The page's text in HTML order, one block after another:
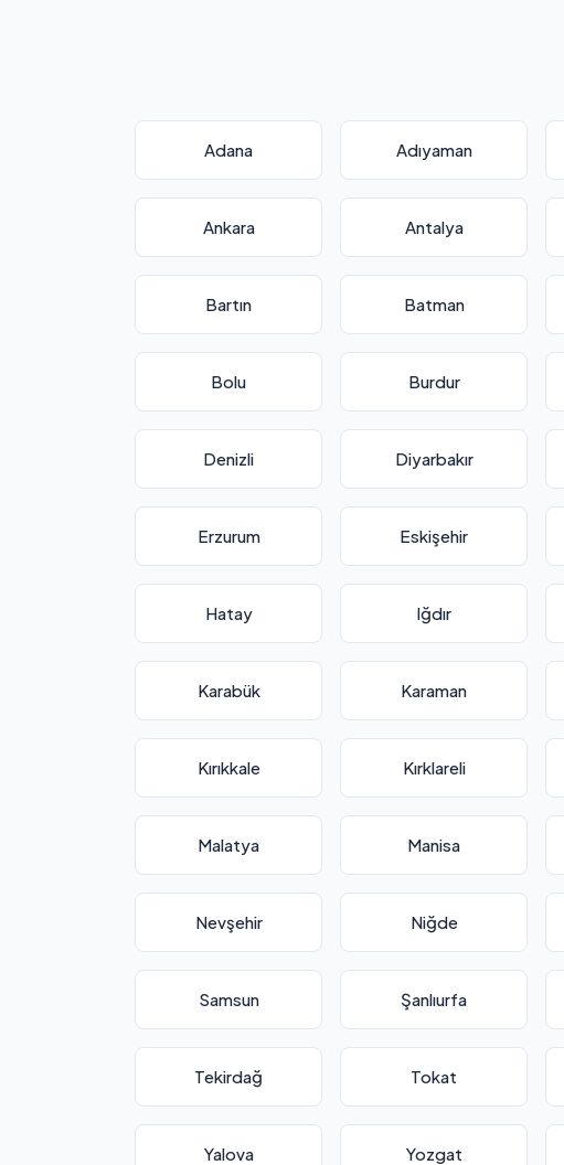
Adana Adıyaman
Ankara Antalya
Bartın Batman
Bolu Burdur
Denizli Diyarbakır
Erzurum Eskişehir
Hatay Iğdır
Karabük Karaman
Kırıkkale Kırklareli
Malatya Manisa
Nevşehir Niğde
Samsun Şanlıurfa
Tekirdağ Tokat
Yalova Yozgat